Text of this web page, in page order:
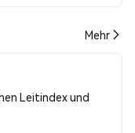
Mehr
Leitindex und